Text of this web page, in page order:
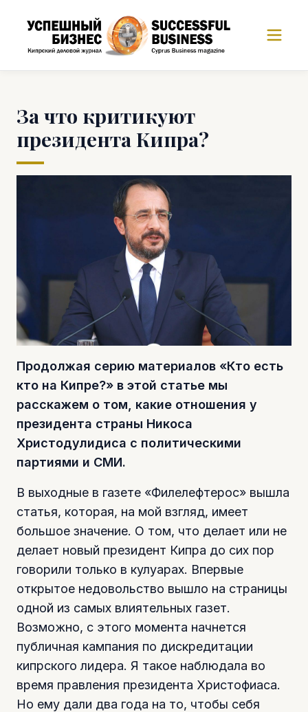
За что критикуют
президента Кипра?
Продолжая серию материалов «Кто есть
кто на Кипре?» в этой статье мы
расскажем о том, какие отношения у
президента страны Никоса
Христодулидиса с политическими
партиями и СМИ.
В выходные в газете «Филелефтерос» вышла
статья, которая, на мой взгляд, имеет
большое значение. О том, что делает или не
делает новый президент Кипра до сих пор
говорили только в кулуарах. Впервые
открытое недовольство вышло на страницы
одной из самых влиятельных газет.
Возможно, с этого момента начнется
публичная кампания по дискредитации
кипрского лидера. Я такое наблюдала во
время правления президента Христофиаса.
Но ему дали два года на то, чтобы себя